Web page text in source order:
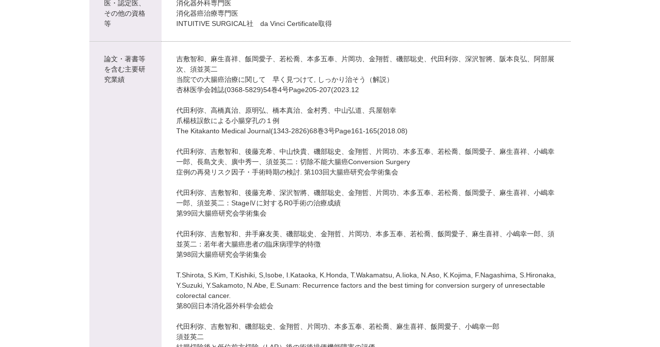
医・認定医、
その他の資格
等
消化器外科専門医
消化器癌治療専門医
INTUITIVE SURGICAL社 da Vinci Certificate取得
論文・著書等
を含む主要研
究業績
吉敷智和、麻生喜祥、飯岡愛子、若松喬、本多五奉、片岡功、金翔哲、磯部聡史、代田利弥、深沢智將、阪本良弘、阿部展
次、須並英二
当院での大腸癌治療に関して 早く見つけて, しっかり治そう（解説）
杏林医学会雑誌(0368-5829)54巻4号Page205-207(2023.12
代田利弥、高橋真治、原明弘、橋本真治、金村秀、中山弘道、呉屋朝幸
爪楊枝誤飲による小腸穿孔の１例
The Kitakanto Medical Journal(1343-2826)68巻3号Page161-165(2018.08)
代田利弥、吉敷智和、後藤充希、中山快貴、磯部聡史、金翔哲、片岡功、本多五奉、若松喬、飯岡愛子、麻生喜祥、小嶋幸
一郎、長島文夫、廣中秀一、須並英二：切除不能大腸癌Conversion Surgery
症例の再発リスク因子・手術時期の検討. 第103回大腸癌研究会学術集会
代田利弥、吉敷智和、後藤充希、深沢智將、磯部聡史、金翔哲、片岡功、本多五奉、若松喬、飯岡愛子、麻生喜祥、小嶋幸
一郎、須並英二：StageⅣに対するR0手術の治療成績
第99回大腸癌研究会学術集会
代田利弥、吉敷智和、井手麻友美、磯部聡史、金翔哲、片岡功、本多五奉、若松喬、飯岡愛子、麻生喜祥、小嶋幸一郎、須
並英二：若年者大腸癌患者の臨床病理学的特徴
第98回大腸癌研究会学術集会
T.Shirota, S.Kim, T.Kishiki, S,Isobe, I.Kataoka, K.Honda, T.Wakamatsu, A.Iioka, N.Aso, K.Kojima, F.Nagashima, S.Hironaka,
Y.Suzuki, Y.Sakamoto, N.Abe, E.Sunam: Recurrence factors and the best timing for conversion surgery of unresectable
colorectal cancer.
第80回日本消化器外科学会総会
代田利弥、吉敷智和、磯部聡史、金翔哲、片岡功、本多五奉、若松喬、麻生喜祥、飯岡愛子、小嶋幸一郎
須並英二